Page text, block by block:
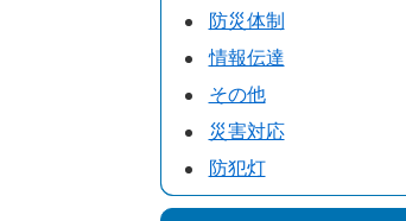
防災体制
情報伝達
その他
災害対応
防犯灯